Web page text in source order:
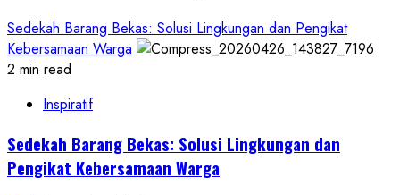
Sedekah Barang Bekas: Solusi Lingkungan dan Pengikat
Kebersamaan Warga
2 min read
Inspiratif
Sedekah Barang Bekas: Solusi Lingkungan dan
Pengikat Kebersamaan Warga